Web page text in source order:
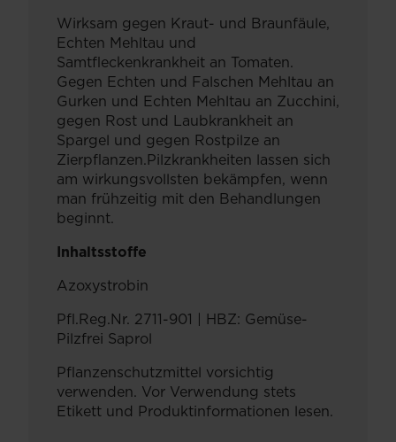
Wirksam gegen Kraut- und Braunfäule,
Echten Mehltau und
Samtfleckenkrankheit an Tomaten.
Gegen Echten und Falschen Mehltau an
Gurken und Echten Mehltau an Zucchini,
gegen Rost und Laubkrankheit an
Spargel und gegen Rostpilze an
Zierpflanzen.Pilzkrankheiten lassen sich
am wirkungsvollsten bekämpfen, wenn
man frühzeitig mit den Behandlungen
beginnt.
Inhaltsstoffe
Azoxystrobin
Pfl.Reg.Nr. 2711-901 | HBZ: Gemüse-
Pilzfrei Saprol
Pflanzenschutzmittel vorsichtig
verwenden. Vor Verwendung stets
Etikett und Produktinformationen lesen.